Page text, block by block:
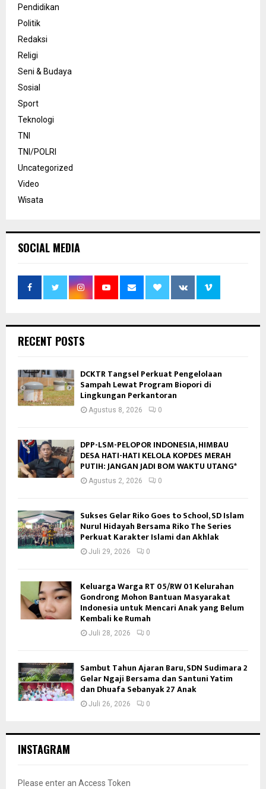
Pendidikan
Politik
Redaksi
Religi
Seni & Budaya
Sosial
Sport
Teknologi
TNI
TNI/POLRI
Uncategorized
Video
Wisata
SOCIAL MEDIA
RECENT POSTS
DCKTR Tangsel Perkuat Pengelolaan
Sampah Lewat Program Biopori di
Lingkungan Perkantoran
Agustus 8, 2026 0
DPP-LSM-PELOPOR INDONESIA, HIMBAU
DESA HATI-HATI KELOLA KOPDES MERAH
PUTIH: JANGAN JADI BOM WAKTU UTANG*
Agustus 2, 2026 0
Sukses Gelar Riko Goes to School, SD Islam
Nurul Hidayah Bersama Riko The Series
Perkuat Karakter Islami dan Akhlak
Juli 29, 2026 0
Keluarga Warga RT 05/RW 01 Kelurahan
Gondrong Mohon Bantuan Masyarakat
Indonesia untuk Mencari Anak yang Belum
Kembali ke Rumah
Juli 28, 2026 0
Sambut Tahun Ajaran Baru, SDN Sudimara 2
Gelar Ngaji Bersama dan Santuni Yatim
dan Dhuafa Sebanyak 27 Anak
Juli 26, 2026 0
INSTAGRAM
Please enter an Access Token